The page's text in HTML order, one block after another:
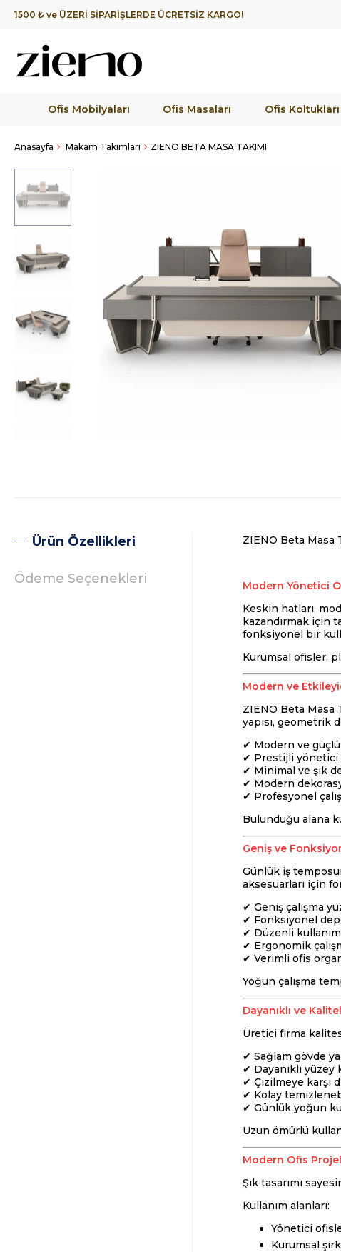
1500 ₺ ve ÜZERİ SİPARİŞLERDE ÜCRETSİZ KARGO!
Ofis Mobilyaları Ofis Masaları Ofis Koltukları
Anasayfa Makam Takımları ZIENO BETA MASA TAKIMI
Ürün Özellikleri
Ödeme Seçenekleri
ZIENO Beta Masa
Modern Yönetici
Keskin hatları,
kazandırmak için
fonksiyonel bir
Kurumsal ofisler,
Modern ve
ZIENO Beta Masa
yapısı,
✔ Modern ve
✔ Prestijli yönetici
✔ Minimal ve şık
✔ Modern
✔ Profesyonel
Bulunduğu alana
Geniş ve
Günlük iş
aksesuarları için
✔ Geniş çalışma
✔ Fonksiyonel
✔ Düzenli
✔ Ergonomik
✔ Verimli ofis
Yoğun çalışma
Dayanıklı ve
Üretici firma
✔ Sağlam gövde
✔ Dayanıklı yüzey
✔ Çizilmeye karşı
✔ Kolay
✔ Günlük yoğun
Uzun ömürlü
Modern Ofis
Şık tasarımı
Kullanım alanları:
Yönetici
Kurumsal